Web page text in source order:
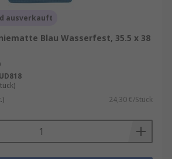
ausverkauft
Blau Wasserfest, 35.5 x 38
24,30 €/Stück